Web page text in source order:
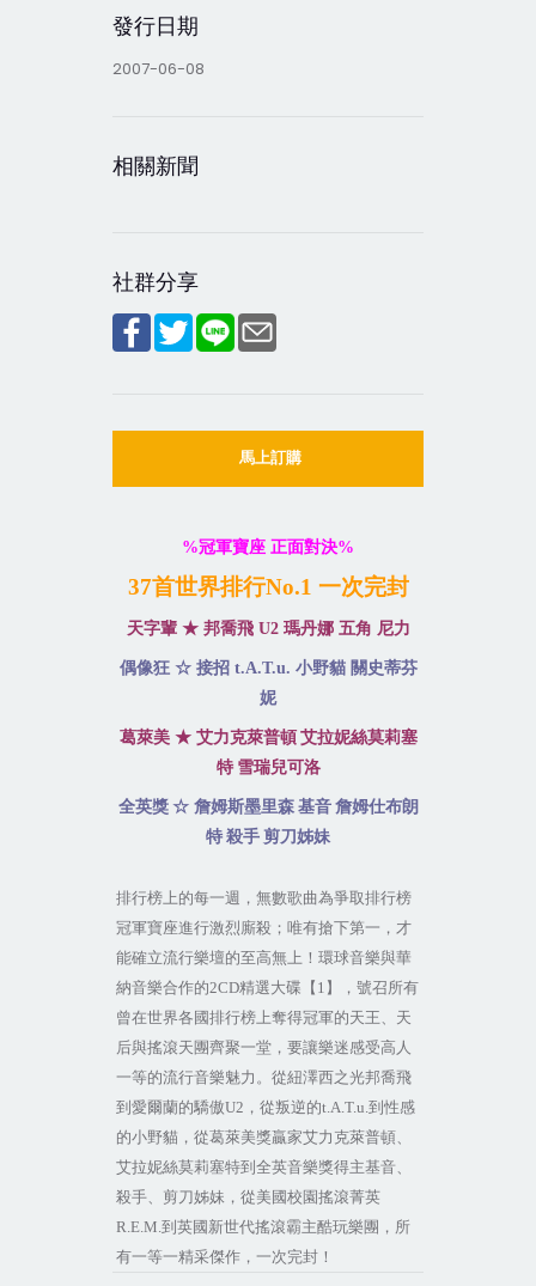
發行日期
2007-06-08
相關新聞
社群分享
馬上訂購
%冠軍寶座 正面對決%
37首世界排行No.1 一次完封
天字輩★ 邦喬飛U2 瑪丹娜 五角 尼力
偶像狂☆ 接招t.A.T.u. 小野貓 關史蒂芬
妮
葛萊美 ★ 艾力克萊普頓 艾拉妮絲莫莉塞
特 雪瑞兒可洛
全英獎 ☆ 詹姆斯墨里森 基音 詹姆仕布朗
特殺手剪刀姊妹
排行榜上的每一週，無數歌曲為爭取排行榜
冠軍寶座進行激烈廝殺；唯有搶下第一，才
能確立流行樂壇的至高無上！環球音樂與華
納音樂合作的2CD精選大碟【 1 】，號召所有
曾在世界各國排行榜上奪得冠軍的天王、天
后與搖滾天團齊聚一堂，要讓樂迷感受高人
一等的流行音樂魅力。從紐澤西之光邦喬飛
到愛爾蘭的驕傲U2 ，從叛逆的t.A.T.u.到性感
的小野貓，從葛萊美獎贏家艾力克萊普頓、
艾拉妮絲莫莉塞特到全英音樂獎得主基音、
殺手、剪刀姊妹，從美國校園搖滾菁英
R.E.M.到英國新世代搖滾霸主酷玩樂團，所
有一等一精采傑作，一次完封！